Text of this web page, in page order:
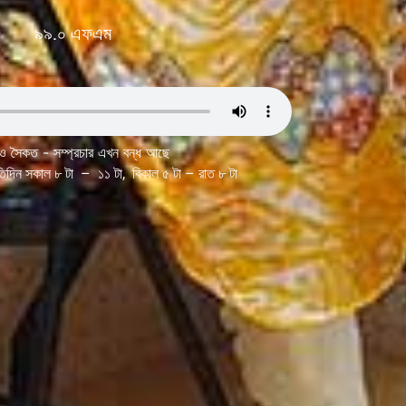
৯৯.০ এফএম
সৈকত - সম্প্রচার এখন বন্ধ আছে
সকাল ৮ টা – ১১ টা, বিকাল ৫ টা – রাত ৮ টা